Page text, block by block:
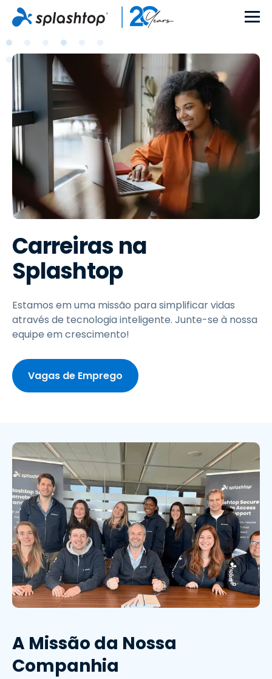
Carreiras na
Splashtop
Estamos em uma missão para simplificar vidas
através de tecnologia inteligente. Junte-se à nossa
equipe em crescimento!
Vagas de Emprego
A Missão da Nossa
Companhia